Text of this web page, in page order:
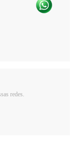
redes.